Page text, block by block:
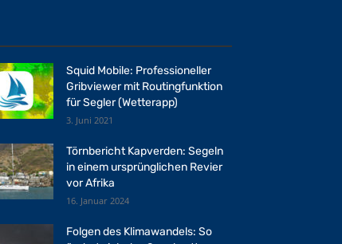
Squid Mobile: Professioneller
Gribviewer mit Routingfunktion
für Segler (Wetterapp)
3. Juni 2021
Törnbericht Kapverden: Segeln
in einem ursprünglichen Revier
vor Afrika
16. Januar 2024
Folgen des Klimawandels: So